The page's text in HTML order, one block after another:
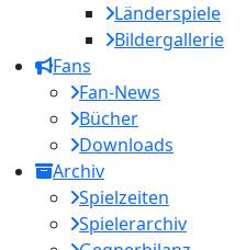
Länderspiele
Bildergallerie
Fans
Fan-News
Bücher
Downloads
Archiv
Spielzeiten
Spielerarchiv